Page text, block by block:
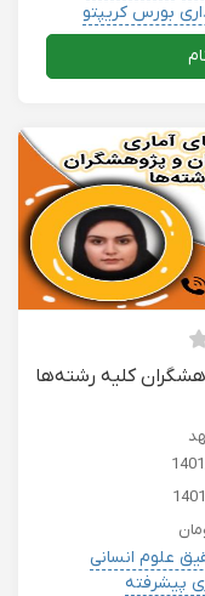
بورس کریپتو
کلیه رشته‌ها
علوم انسانی
پیشرفته